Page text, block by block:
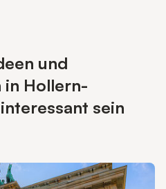
und
in Hollern-
sein